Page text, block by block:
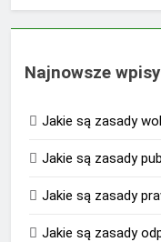
Najnowsze wpisy
Jakie są zasady
Jakie są zasady
Jakie są zasady
Jakie są zasady